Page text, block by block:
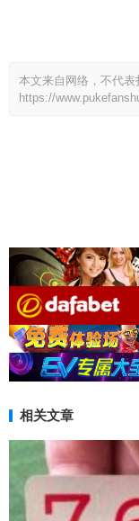
本文来自网络，不代表
https://
相关文章